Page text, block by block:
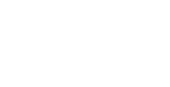
Kategorien Schuhpflegemittel und Schuhlöffel.